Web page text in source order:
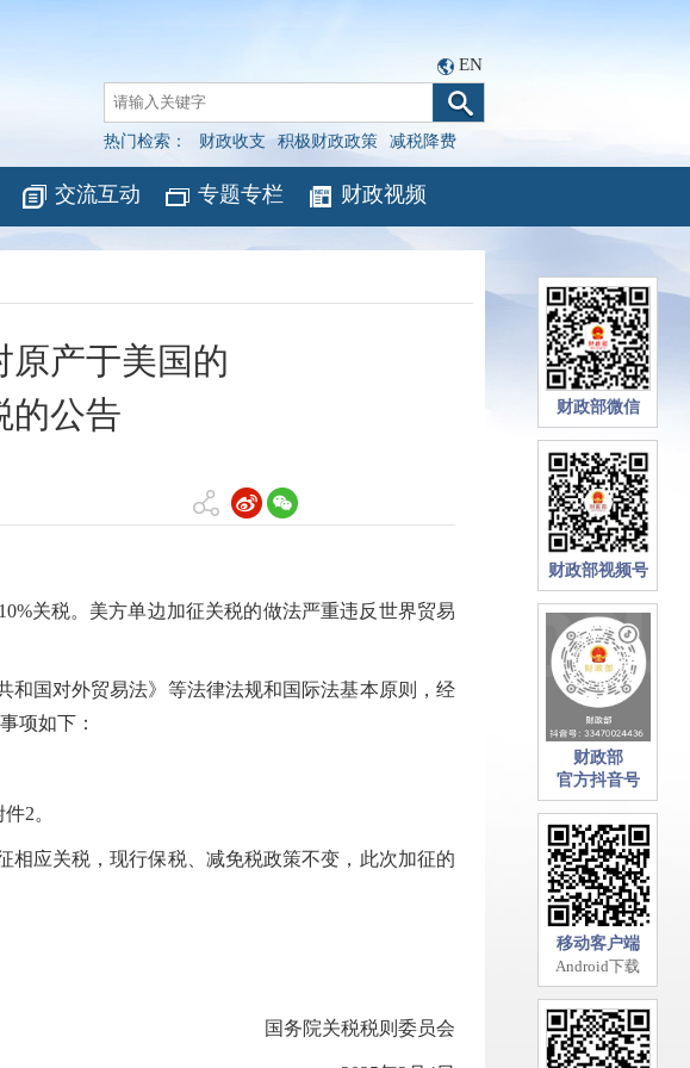
EN
热门检索： 财政收支 积极财政政策 减税降费
交流互动 专题专栏 财政视频
原产于美国的
的公告
关税。美方单边加征关税的做法严重违反世界贸易
国对外贸易法》等法律法规和国际法基本原则，经
项如下：
2。
应关税，现行保税、减免税政策不变，此次加征的
国务院关税税则委员会
财政部微信
财政部视频号
财政部
官方抖音号
移动客户端
Android下载